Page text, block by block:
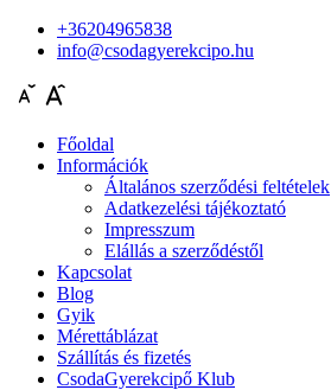
+36204965838
info@csodagyerekcipo.hu
Főoldal
Információk
Általános szerződési feltételek
Adatkezelési tájékoztató
Impresszum
Elállás a szerződéstől
Kapcsolat
Blog
Gyik
Mérettáblázat
Szállítás és fizetés
CsodaGyerekcipő Klub